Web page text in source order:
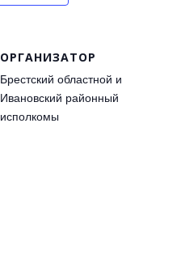
ОРГАНИЗАТОР
Брестский областной и
Ивановский районный
исполкомы